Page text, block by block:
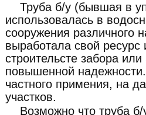
Труба б/у (бывшая в
использовалась в
сооружения различного
выработала свой
строительсте забора
повышенной
частного примения, на
участков.
Возможно что труба